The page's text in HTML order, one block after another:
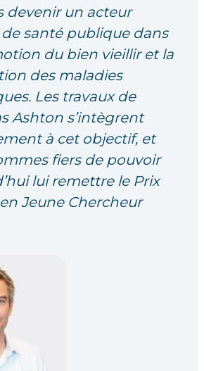
devenir un acteur
santé publique dans
du bien vieillir et la
des maladies
Les travaux de
Ashton s’intègrent
à cet objectif, et
fiers de pouvoir
lui remettre le Prix
Jeune Chercheur